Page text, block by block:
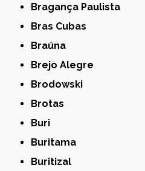
Bragança Paulista
Bras Cubas
Braúna
Brejo Alegre
Brodowski
Brotas
Buri
Buritama
Buritizal